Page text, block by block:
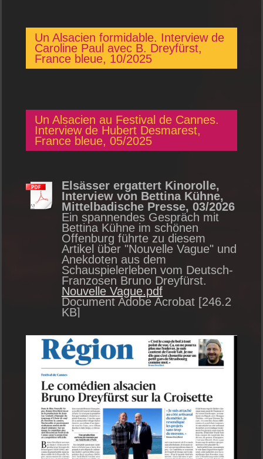
Un Alsacien formidable. Interview de
Caroline Paul avec B. Dreyfürst,
France bleue, 10/2025
Un Alsacien au Festival de Cannes.
Interview de Hubert Desmarest,
France bleue, 05/2025
Elsässer ergattert Kinorolle,
Interview von Bettina Kühne,
Mittelbadische Presse, 03/2026
Ein spannendes Gespräch mit
Bettina Kühne im schönen
Offenburg führte zu diesem
Artikel über "Nouvelle Vague" und
Anekdoten aus dem
Schauspielerleben vom Deutsch-
Franzosen Bruno Dreyfürst.
Nouvelle Vague.pdf
Document Adobe Acrobat [246.2
KB]